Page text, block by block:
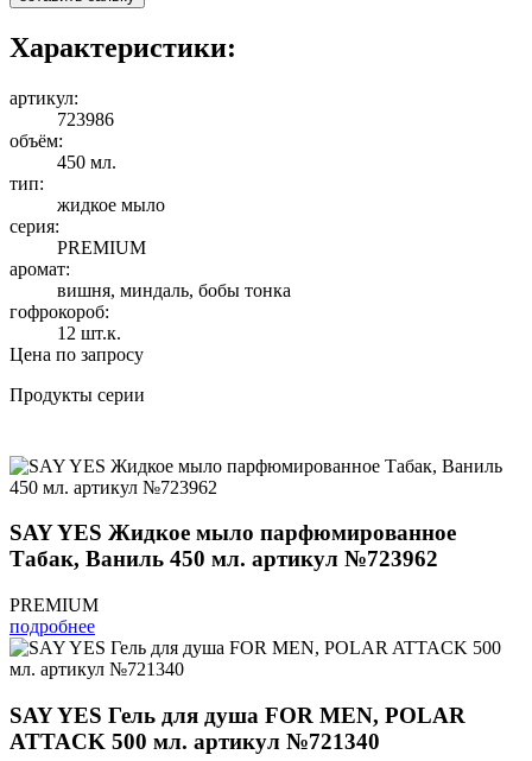
Характеристики:
артикул:
723986
объём:
450 мл.
тип:
жидкое мыло
серия:
PREMIUM
аромат:
вишня, миндаль, бобы тонка
гофрокороб:
12 шт.к.
Цена по запросу
Продукты серии
SAY YES Жидкое мыло парфюмированное
Табак, Ваниль 450 мл. артикул №723962
PREMIUM
подробнее
SAY YES Гель для душа FOR MEN, POLAR
ATTACK 500 мл. артикул №721340